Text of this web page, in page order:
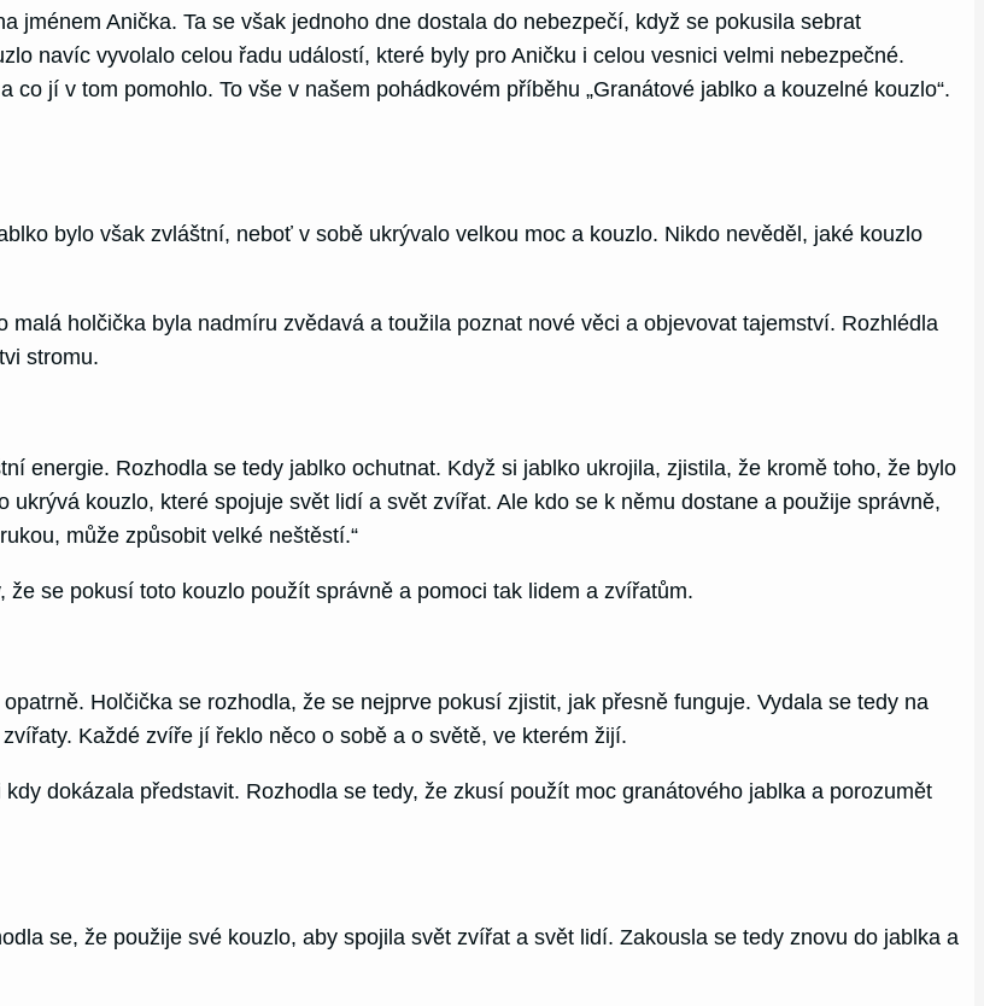
jménem Anička. Ta se však jednoho dne dostala do nebezpečí, když se pokusila sebrat
navíc vyvolalo celou řadu událostí, které byly pro Aničku i celou vesnici velmi nebezpečné.
jí v tom pomohlo. To vše v našem pohádkovém příběhu „Granátové jablko a kouzelné kouzlo“.
bylo však zvláštní, neboť v sobě ukrývalo velkou moc a kouzlo. Nikdo nevěděl, jaké kouzlo
holčička byla nadmíru zvědavá a toužila poznat nové věci a objevovat tajemství. Rozhlédla
stromu.
energie. Rozhodla se tedy jablko ochutnat. Když si jablko ukrojila, zjistila, že kromě toho, že bylo
kouzlo, které spojuje svět lidí a svět zvířat. Ale kdo se k němu dostane a použije správně,
může způsobit velké neštěstí.“
se pokusí toto kouzlo použít správně a pomoci tak lidem a zvířatům.
Holčička se rozhodla, že se nejprve pokusí zjistit, jak přesně funguje. Vydala se tedy na
Každé zvíře jí řeklo něco o sobě a o světě, ve kterém žijí.
dokázala představit. Rozhodla se tedy, že zkusí použít moc granátového jablka a porozumět
se, že použije své kouzlo, aby spojila svět zvířat a svět lidí. Zakousla se tedy znovu do jablka a